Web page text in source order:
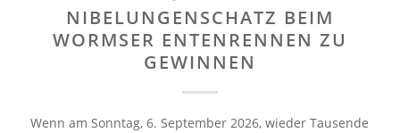
NIBELUNGENSCHATZ BEIM
WORMSER ENTENRENNEN ZU
GEWINNEN
Wenn am Sonntag, 6. September 2026, wieder Tausende